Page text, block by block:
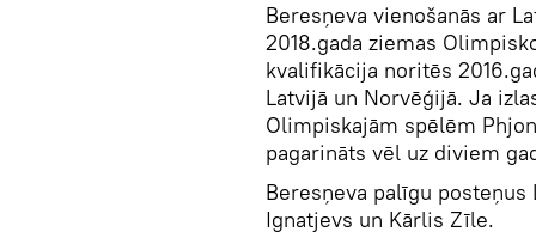
Beresņeva vienošanās ar
2018.gada ziemas
kvalifikācija noritēs
Latvijā un Norvēģijā. Ja
Olimpiskajām spēlēm
pagarināts vēl uz diviem
Beresņeva palīgu
Ignatjevs un Kārlis Zīle.